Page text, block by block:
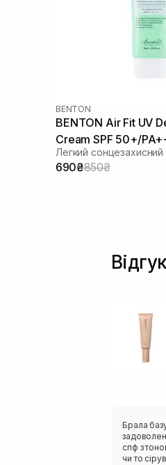
BENTON
BENTON Air Fit UV
Cream SPF 50+/
Легкий
690₴850₴
Брала
спф з
чи то